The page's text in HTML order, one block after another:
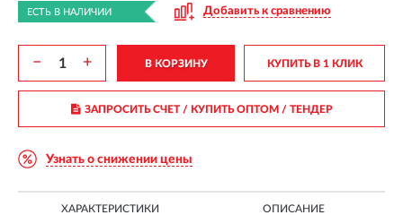
ЕСТЬ В НАЛИЧИИ Добавить к сравнению
− + В КОРЗИНУ КУПИТЬ В 1 КЛИК
ЗАПРОСИТЬ СЧЕТ / КУПИТЬ ОПТОМ/ ТЕНДЕР
Узнать о снижении цены
ХАРАКТЕРИСТИКИ ОПИСАНИЕ